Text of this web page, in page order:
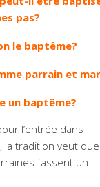
pas?
le baptême?
parrain et
un baptême?
l’entrée dans
la tradition veut que
fassent un